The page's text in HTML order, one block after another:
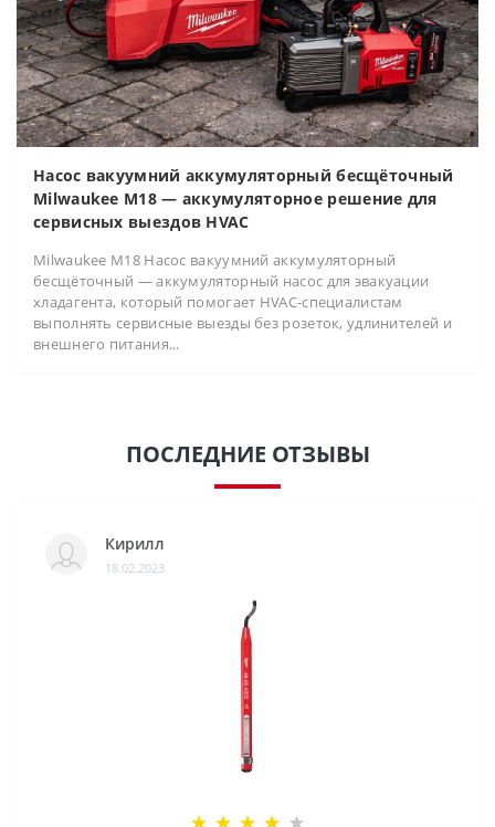
Насос вакуумний аккумуляторный бесщёточный
Milwaukee M18 — аккумуляторное решение для
сервисных выездов HVAC
Milwaukee M18 Насос вакуумний аккумуляторный
бесщёточный — аккумуляторный насос для эвакуации
хладагента, который помогает HVAC-специалистам
выполнять сервисные выезды без розеток, удлинителей и
внешнего питания...
ПОСЛЕДНИЕ ОТЗЫВЫ
Кирилл
18.02.2023